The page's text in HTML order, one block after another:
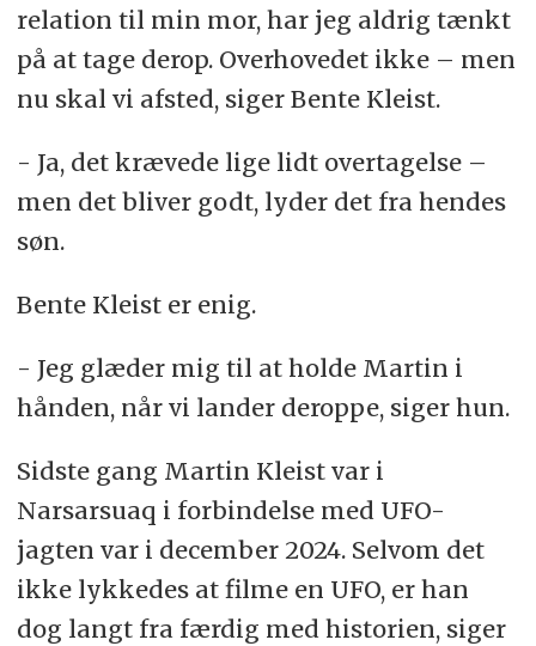
relation til min mor, har jeg aldrig tænkt
på at tage derop. Overhovedet ikke – men
nu skal vi afsted, siger Bente Kleist.
- Ja, det krævede lige lidt overtagelse –
men det bliver godt, lyder det fra hendes
søn.
Bente Kleist er enig.
- Jeg glæder mig til at holde Martin i
hånden, når vi lander deroppe, siger hun.
Sidste gang Martin Kleist var i
Narsarsuaq i forbindelse med UFO-
jagten var i december 2024. Selvom det
ikke lykkedes at filme en UFO, er han
dog langt fra færdig med historien, siger